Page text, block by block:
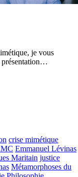
je vous
présentation…
crise mimétique
Emmanuel Lévinas
Maritain justice
Métamorphoses du